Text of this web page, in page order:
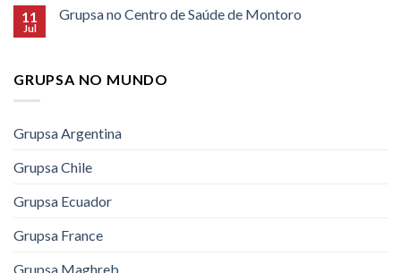
11
Jul
Grupsa no Centro de Saúde de Montoro
GRUPSA NO MUNDO
Grupsa Argentina
Grupsa Chile
Grupsa Ecuador
Grupsa France
Grupsa Maghreb